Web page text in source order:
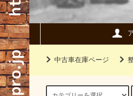
中古車在庫ページ